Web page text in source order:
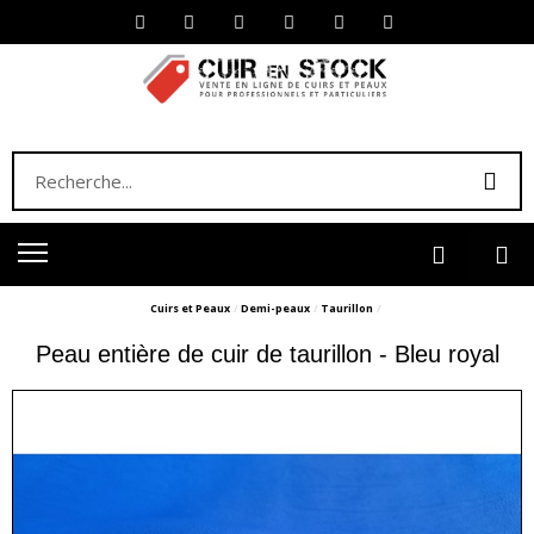
Cuirs et Peaux Demi-peaux Taurillon
Peau entière de cuir de taurillon - Bleu royal